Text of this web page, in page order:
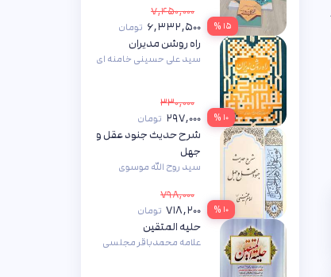
۱۵ %
۷,۴۵۰,۰۰۰
۶,۳۳۲,۵۰۰ تومان
۱۰ %
راه روشن مدیران
سید علی حسینی خامنه ای
۳۳۰,۰۰۰
۲۹۷,۰۰۰ تومان
۱۰ %
شرح حدیث جنود عقل و
جهل
سید روح الله موسوی
۷۹۸,۰۰۰
۷۱۸,۲۰۰ تومان
حلیه المتقین
علامه محمدباقر مجلسی